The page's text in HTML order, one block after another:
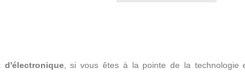
d'électronique, si vous êtes à la pointe de la technologie